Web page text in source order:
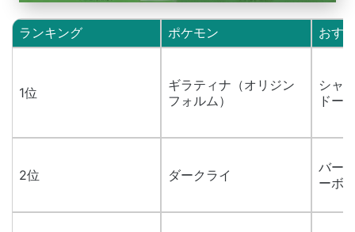
ランキング ポケモン おす
1位
ギラティナ（オリジン
フォルム）
シャ
ドー
2位 ダークライ
バー
ーボ